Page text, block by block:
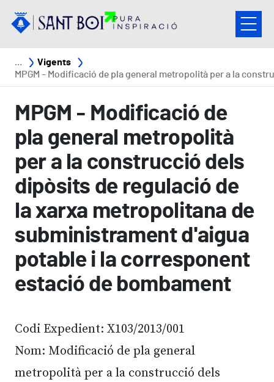
Fil d'ariadna
Vigents
MPGM - Modificació de pla general metropolità per a la construcció dels dipòsits de regulació de la xarxa metropolitana de subministrament d'aigua potable i la corresponent estació de
MPGM - Modificació de
pla general metropolità
per a la construcció dels
dipòsits de regulació de
la xarxa metropolitana de
subministrament d'aigua
potable i la corresponent
estació de bombament
Codi Expedient: X103/2013/001
Nom: Modificació de pla general
metropolità per a la construcció dels